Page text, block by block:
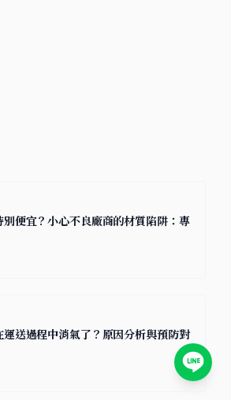
便宜？小心不良廠商的材質陷阱：專
送過程中消氣了？原因分析與預防對